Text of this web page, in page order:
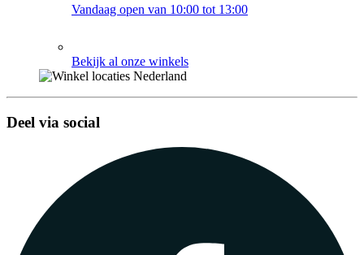
Vandaag open van 10:00 tot 13:00
Bekijk al onze winkels
Deel via social